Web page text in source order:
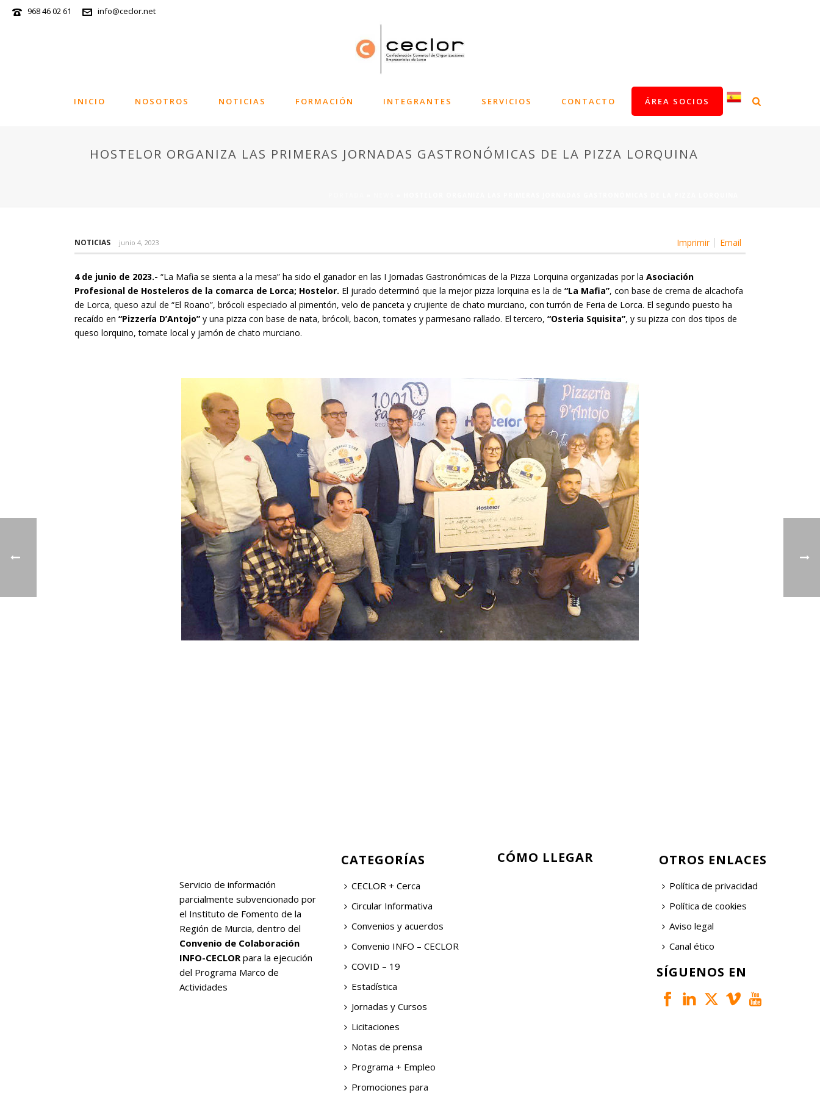
968 46 02 61 info@ceclor.net
INICIO NOSOTROS NOTICIAS FORMACIÓN INTEGRANTES SERVICIOS CONTACTO ÁREA SOCIOS
HOSTELOR ORGANIZA LAS PRIMERAS JORNADAS GASTRONÓMICAS DE LA PIZZA LORQUINA
Imprimir Email
NOTICIAS junio 4, 2023
4 de junio de 2023.- “La Mafia se sienta a la mesa” ha sido el ganador en las I Jornadas Gastronómicas de la Pizza Lorquina organizadas por la Asociación
Profesional de Hosteleros de la comarca de Lorca; Hostelor. El jurado determinó que la mejor pizza lorquina es la de “La Mafia”, con base de crema de alcachofa
de Lorca, queso azul de “El Roano”, brócoli especiado al pimentón, velo de panceta y crujiente de chato murciano, con turrón de Feria de Lorca. El segundo puesto ha
recaído en “Pizzería D’Antojo” y una pizza con base de nata, brócoli, bacon, tomates y parmesano rallado. El tercero, “Osteria Squisita”, y su pizza con dos tipos de
queso lorquino, tomate local y jamón de chato murciano.
Servicio de información
parcialmente subvencionado por
el Instituto de Fomento de la
Región de Murcia, dentro del
Convenio de Colaboración
INFO-CECLOR para la ejecución
del Programa Marco de
Actividades
CATEGORÍAS
CECLOR + Cerca
Circular Informativa
Convenios y acuerdos
Convenio INFO – CECLOR
COVID – 19
Estadística
Jornadas y Cursos
Licitaciones
Notas de prensa
Programa + Empleo
Promociones para
CÓMO LLEGAR OTROS ENLACES
Política de privacidad
Política de cookies
Aviso legal
Canal ético
SÍGUENOS EN